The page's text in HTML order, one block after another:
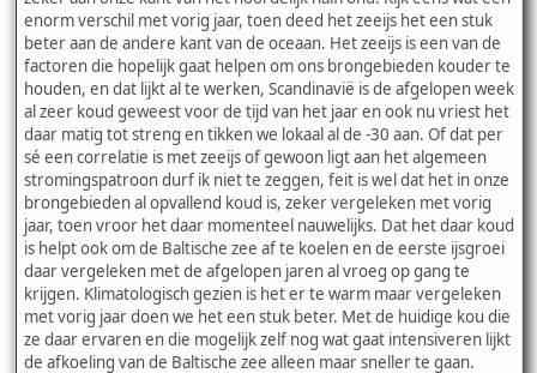
enorm verschil met vorig jaar, toen deed het zeeijs het een stuk
beter aan de andere kant van de oceaan. Het zeeijs is een van de
factoren die hopelijk gaat helpen om ons brongebieden kouder te
houden, en dat lijkt al te werken, Scandinavië is de afgelopen week
al zeer koud geweest voor de tijd van het jaar en ook nu vriest het
daar matig tot streng en tikken we lokaal al de -30 aan. Of dat per
sé een correlatie is met zeeijs of gewoon ligt aan het algemeen
stromingspatroon durf ik niet te zeggen, feit is wel dat het in onze
brongebieden al opvallend koud is, zeker vergeleken met vorig
jaar, toen vroor het daar momenteel nauwelijks. Dat het daar koud
is helpt ook om de Baltische zee af te koelen en de eerste ijsgroei
daar vergeleken met de afgelopen jaren al vroeg op gang te
krijgen. Klimatologisch gezien is het er te warm maar vergeleken
met vorig jaar doen we het een stuk beter. Met de huidige kou die
ze daar ervaren en die mogelijk zelf nog wat gaat intensiveren lijkt
de afkoeling van de Baltische zee alleen maar sneller te gaan.